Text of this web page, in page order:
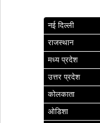
नई दिल्ली
राजस्थान
मध्य प्रदेश
उत्तर प्रदेश
कोलकाता
ओडिशा